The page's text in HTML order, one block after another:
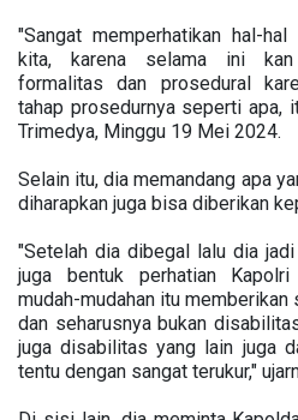
"Sangat memperhatikan hal-
kita, karena selama ini kan
formalitas dan prosedural
tahap prosedurnya seperti apa,
Trimedya, Minggu 19 Mei 2024.
Selain itu, dia memandang apa
diharapkan juga bisa diberikan
"Setelah dia dibegal lalu dia
juga bentuk perhatian
mudah-mudahan itu
dan seharusnya bukan
juga disabilitas yang lain juga
tentu dengan sangat terukur,"